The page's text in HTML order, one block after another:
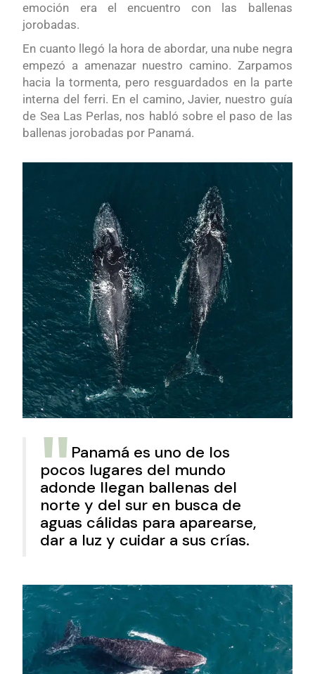
emoción era el encuentro con las ballenas
jorobadas.
En cuanto llegó la hora de abordar, una nube negra
empezó a amenazar nuestro camino. Zarpamos
hacia la tormenta, pero resguardados en la parte
interna del ferri. En el camino, Javier, nuestro guía
de Sea Las Perlas, nos habló sobre el paso de las
ballenas jorobadas por Panamá.
Panamá es uno de los
pocos lugares del mundo
adonde llegan ballenas del
norte y del sur en busca de
aguas cálidas para aparearse,
dar a luz y cuidar a sus crías.